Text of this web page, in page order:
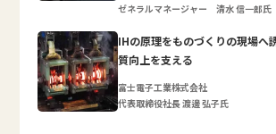
ゼネラルマネージャー 清水 信一郎氏
IHの原理をものづくりの現場へ
質向上を支える
富士電子工業株式会社
代表取締役社長 渡邊 弘子氏